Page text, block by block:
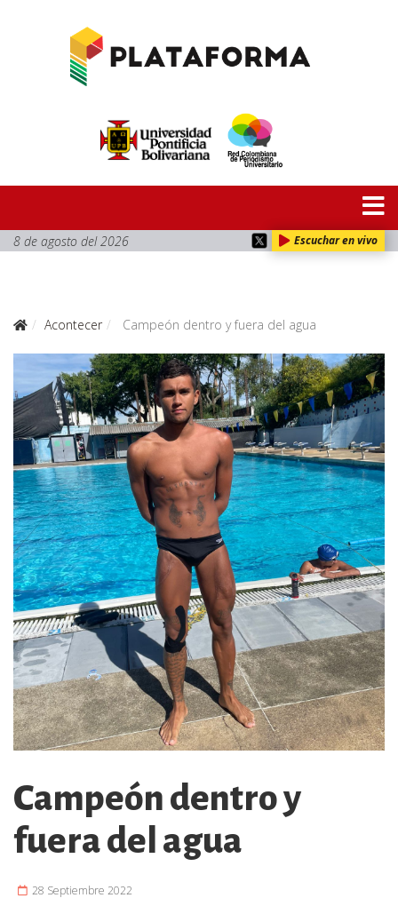
8 de agosto del 2026 Escuchar en vivo
Acontecer Campeón dentro y fuera del agua
Campeón dentro y
fuera del agua
28 Septiembre 2022